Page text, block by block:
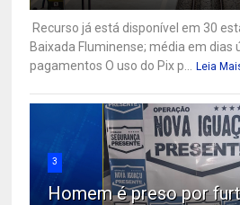
Recurso já está disponível em 30
Baixada Fluminense; média em dias
pagamentos O uso do Pix p...
Leia
3
Homem é preso por